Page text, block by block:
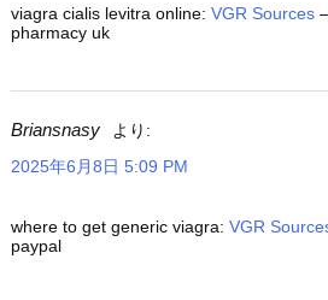
viagra cialis levitra online: VGR Sources
pharmacy uk
Briansnasy
より:
2025年6月8日 5:09 PM
where to get generic viagra: VGR
paypal